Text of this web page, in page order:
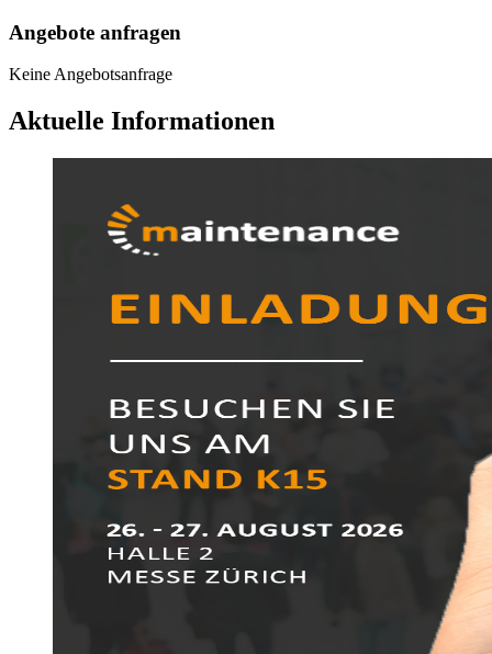
Angebote anfragen
Keine Angebotsanfrage
Aktuelle Informationen